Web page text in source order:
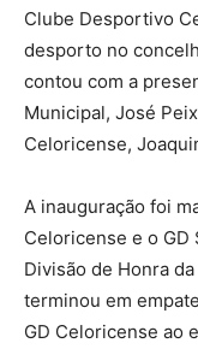
Clube Desportivo
desporto no
contou com a
Municipal, José
Celoricense,
A inauguração foi
Celoricense e o GD
Divisão de Honra
terminou em
GD Celoricense ao